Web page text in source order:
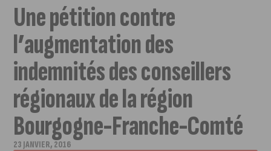
Une pétition contre
l’augmentation des
indemnités des conseillers
régionaux de la région
Bourgogne-Franche-Comté
23 JANVIER, 2016